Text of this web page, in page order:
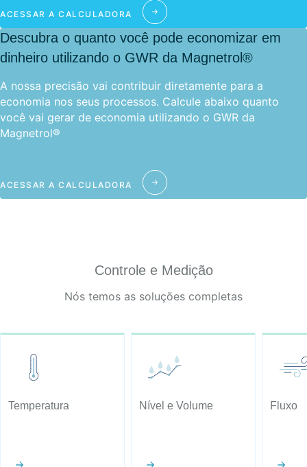
ACESSAR A CALCULADORA
Descubra o quanto você pode economizar em
dinheiro utilizando o GWR da Magnetrol®
A nossa precisão vai contribuir diretamente para a
economia nos seus processos. Calcule abaixo quanto
você vai gerar de economia utilizando o GWR da
Magnetrol®
ACESSAR A CALCULADORA
Controle e Medição
Nós temos as soluções completas
Temperatura Nível e Volume Fluxo